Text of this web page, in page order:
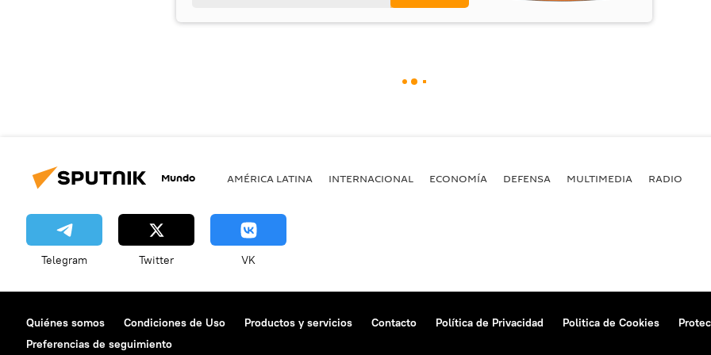
Mundo AMÉRICA LATINA INTERNACIONAL ECONOMÍA DEFENSA MULTIMEDIA RADIO
Telegram Twitter VK
Quiénes somos Condiciones de Uso Productos y servicios Contacto Política de Privacidad Politica de Cookies
Preferencias de seguimiento